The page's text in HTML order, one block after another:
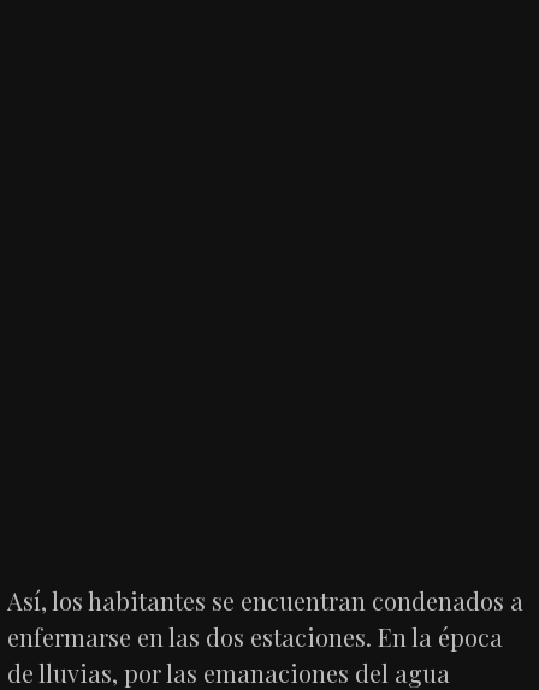
Así, los habitantes se encuentran condenados a
enfermarse en las dos estaciones. En la época
de lluvias, por las emanaciones del agua